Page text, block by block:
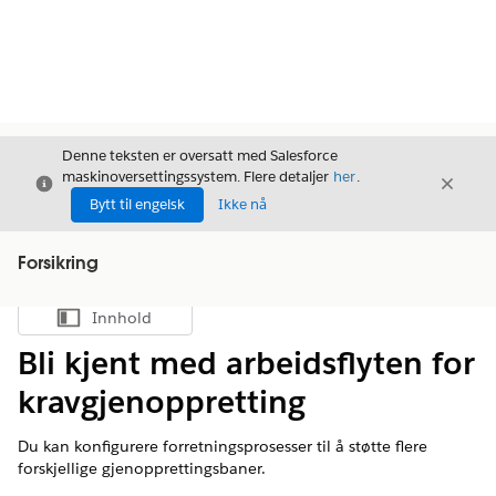
Avslutt
Denne teksten er oversatt med Salesforce
maskinoversettingssystem. Flere detaljer her.
Bytt til engelsk
Ikke nå
Avslutt
Forsikring
Vis innholdsfortegnelse
Innhold
Bli kjent med arbeidsflyten for
kravgjenoppretting
Du kan konfigurere forretningsprosesser til å støtte flere
forskjellige gjenopprettingsbaner.